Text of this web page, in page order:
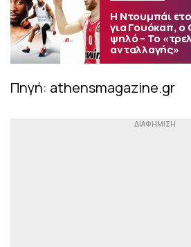
Η Ντουμπάι
για Γουόκαπ, ο
ψηλό – Το
ανταλλαγής»
Πηγή: athensmagazine.gr